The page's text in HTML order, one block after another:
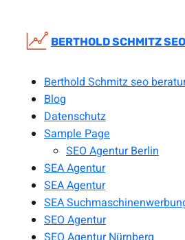
springen
BERTHOLD SCHMITZ
Berthold Schmitz seo
Blog
Datenschutz
Sample Page
SEO Agentur Berlin
SEA Agentur
SEA Agentur
SEA
SEO Agentur